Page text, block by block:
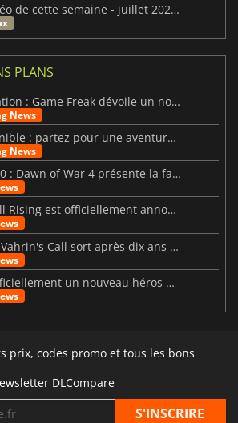
Sorties de jeux vidéo de cette semaine - juillet 2026 (semaine 31)
PLANS
Beast of Reincarnation : Game Freak dévoile un nouveau pari
News
Big Walk est disponible : partez pour une aventure entre amis
News
Warhammer 40 000 : Dawn of War 4 présente la faction des Nécrons
Le DLC Nioh 3 : Hell Rising est officiellement annoncé
Forsaken Realms : Vahrin's Call sort après dix ans de développement
For Honor lance officiellement un nouveau héros nommé Arakure
prix, codes promo et tous les bons
DLCompare